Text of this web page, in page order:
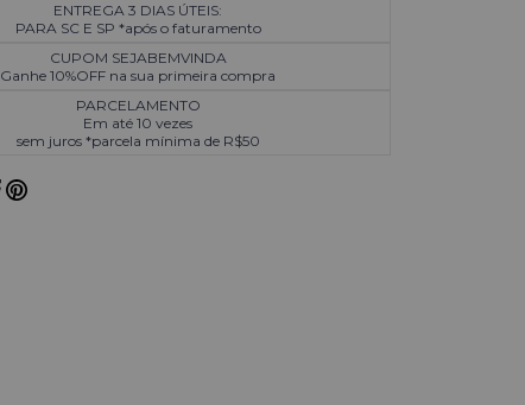
ENTREGA 3 DIAS ÚTEIS:
PARA SC E SP *após o faturamento
CUPOM SEJABEMVINDA
Ganhe 10%OFF na sua primeira compra
PARCELAMENTO
Em até 10 vezes
sem juros *parcela mínima de R$50